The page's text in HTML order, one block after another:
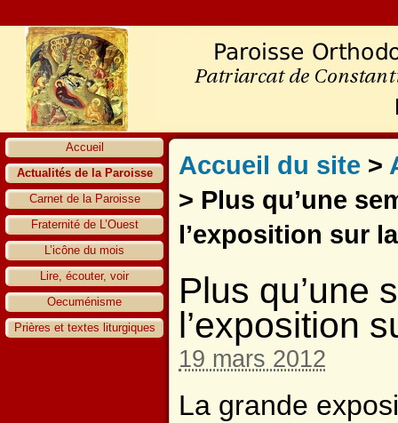
Accueil
Actualités de la Paroisse
Carnet de la Paroisse
Fraternité de L’Ouest
L’icône du mois
Lire, écouter, voir
Oecuménisme
Prières et textes liturgiques
Accueil du site >
> Plus qu’une
l’exposition sur
Plus qu’une
l’exposition
19 mars 2012
La grande